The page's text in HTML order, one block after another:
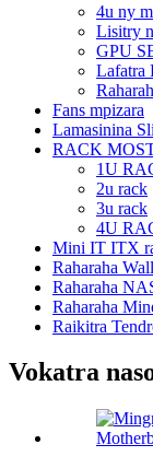
4u ny
Lisitry
GPU
Lafatra
Fans mpizara
Lamasinina
RACK
1U
2u rack
3u rack
4U
Mini IT ITX
Raharaha
Raharaha
Raharaha
Raikitra
Vokatra